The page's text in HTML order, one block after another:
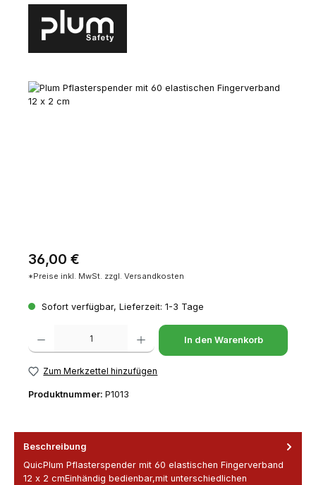
Bildergalerie überspringen
Regulärer Preis:
36,00 €
*Preise inkl. MwSt. zzgl. Versandkosten
Sofort verfügbar, Lieferzeit: 1-3 Tage
Produkt Anzahl: Gib den gewünschten Wert ein oder benutze die
In den Warenkorb
Zum Merkzettel hinzufügen
Produktnummer: P1013
Beschreibung
QuicPlum Pflasterspender mit 60 elastischen Fingerverband
12 x 2 cmEinhändig bedienbar,mit unterschiedlichen